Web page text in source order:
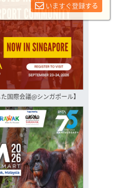
国際会議@シンガポール】
いますぐ登録する